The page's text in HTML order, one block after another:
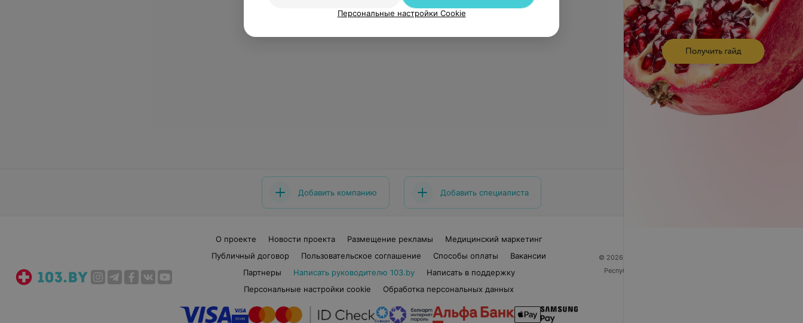
Добавить компанию Добавить специалиста
О проекте Новости проекта Размещение рекламы
Медицинский маркетинг
Публичный договор
Пользовательское соглашение Способы оплаты
Вакансии
Партнеры
Написать руководителю 103.by
Написать в поддержку
Персональные настройки cookie
Обработка персональных данных
© 2026 ООО «Артокс Лаб», УНП 191700409
Республика Беларусь, г. Минск, улица Толбухина, 2,
Персональные настройки Cookie